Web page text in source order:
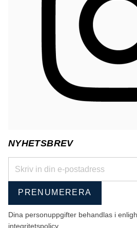
NYHETSBREV
PRENUMERERA
Dina personuppgifter behandlas i
integritetspolicy.